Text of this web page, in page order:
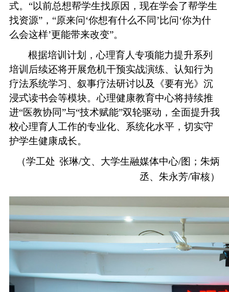
式。“以前总想帮学生找原因，现在学会了帮学生
找资源”， “原来问‘你想有什么不同’比问‘你为什
么会这样’更能带来改变”。
根据培训 计划 ，心理育人专项能力提升系列
培训后续还将开展危机干预实战演练、认知行为
疗法系统学习、叙事疗法研讨以及《要有光》沉
浸式读书会等模块。心理健康教育中心将持续推
进“医教协同”与“技术赋能”双轮驱动，全面提升我
校心理育人工作的专业化、系统化水平，切实守
护学生健康成长。
（学工处 张琳/文、 大学生融媒体中心/图；朱炳
丞、朱永芳/审核）